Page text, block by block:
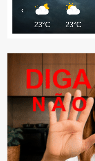
23°C 23°C
‹